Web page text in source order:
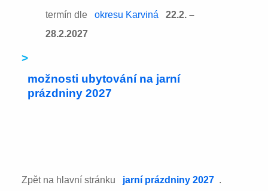
termín dle okresu Karviná
22.2. –
28.2.2027
>
možnosti ubytování na jarní
prázdniny 2027
Zpět na hlavní stránku jarní prázdniny 2027 .